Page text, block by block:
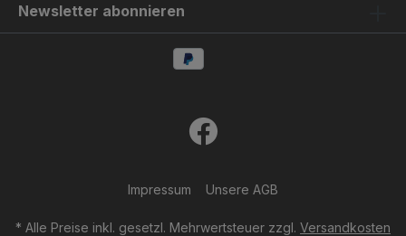
Newsletter abonnieren
Impressum Unsere AGB
* Alle Preise inkl. gesetzl. Mehrwertsteuer zzgl. Versandkosten